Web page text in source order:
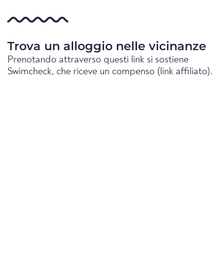
Trova un alloggio nelle vicinanze
Prenotando attraverso questi link si sostiene
Swimcheck, che riceve un compenso (link affiliato).